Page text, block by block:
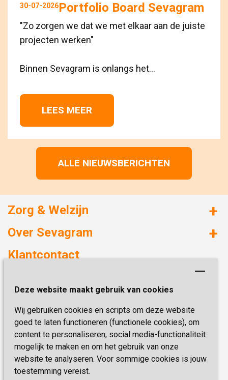
Deze website maakt gebruik van cookies
Wij gebruiken cookies en scripts om deze website
goed te laten functioneren (functionele cookies), om
content te personaliseren, social media-functionaliteit
mogelijk te maken en om het gebruik van onze
website te analyseren. Voor sommige cookies is jouw
toestemming vereist.
30-07-2026Portfolio Board Sevagram
"Zo zorgen we dat we met elkaar aan de juiste
projecten werken"
Binnen Sevagram is onlangs het...
LEES MEER
ALLE NIEUWSBERICHTEN
Zorg & Welzijn
Huizen met zorg
Onze specialiteiten
Over Sevagram
Duurzaamheid
Kwaliteit & Klantbeleving
Missie & Visie
Vastgoed
Innovatie
Klantcontact
6419 PB Heerlen
Telefoon:0900 777 4 777
E-mail:zorgbemiddeling@sevagram.nl
Schrijf je nu in!
Blijf op de hoogte van de laatste activiteiten en